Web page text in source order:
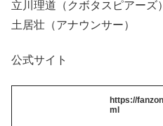
立川理道（クボタスピアーズ）
土居壮（アナウンサー）
公式サイト
https://
ml